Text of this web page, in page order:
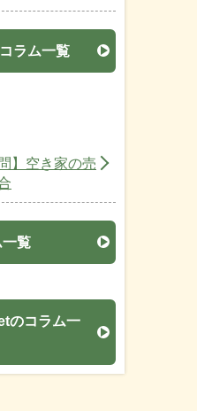
ラム一覧
】空き家の売
覧
のコラム一